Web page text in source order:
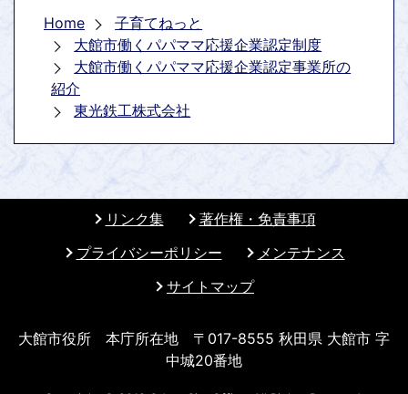
Home
子育てねっと
大館市働くパパママ応援企業認定制度
大館市働くパパママ応援企業認定事業所の
紹介
東光鉄工株式会社
リンク集
著作権・免責事項
プライバシーポリシー
メンテナンス
サイトマップ
大館市役所 本庁所在地 〒017-8555 秋田県 大館市 字
中城20番地